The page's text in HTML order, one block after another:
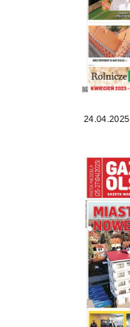
24.04.2025